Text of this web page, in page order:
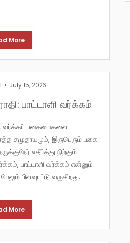
More
July 15, 2026
பாட்டாளி வர்க்கம்
சமுதாயமும், இருபெரும் பகை
எதிர்த்து நிற்கும்
பாட்டாளி வர்க்கம் என்னும்
பிளவுபட்டு வருகிறது.
More